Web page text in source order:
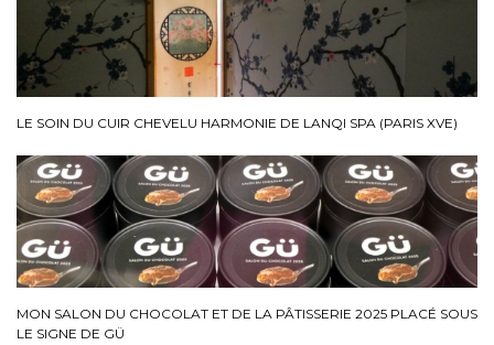
LE SOIN DU CUIR CHEVELU HARMONIE DE LANQI SPA (PARIS XVE)
MON SALON DU CHOCOLAT ET DE LA PÂTISSERIE 2025 PLACÉ SOUS
LE SIGNE DE GÜ